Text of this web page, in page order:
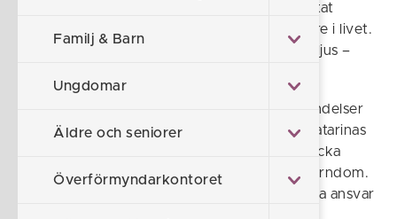
Familj & Barn
Ungdomar
Äldre och seniorer
Överförmyndarkontoret
tillbaka. Katarina har tre barn till. Två har flyttat
hemifrån men hennes äldste son är inte längre i livet.
Hans fotografi står på ett bord, omringat av ljus –
Sonens bortgång är bara en av de tunga händelser
som Katarina upplevt i livet. För att förstå Katarinas
engagemang för de små barnen måste vi backa
bandet och ta oss tillbaka till hennes egen barndom.
Det var en svår situation där hon tidigt fick ta ansvar